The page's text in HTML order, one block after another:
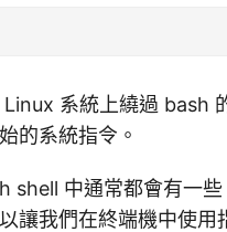
系統上繞過 bash
的系統指令。
shell 中通常都會有一些
讓我們在終端機中使用